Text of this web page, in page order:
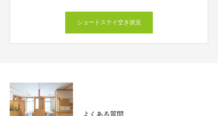
ショートステイ空き状況
よくある質問